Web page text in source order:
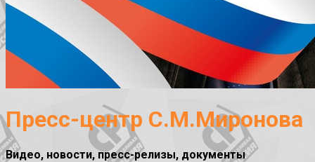
Пресс-центр С.М.Миронова
Видео, новости, пресс-релизы, документы